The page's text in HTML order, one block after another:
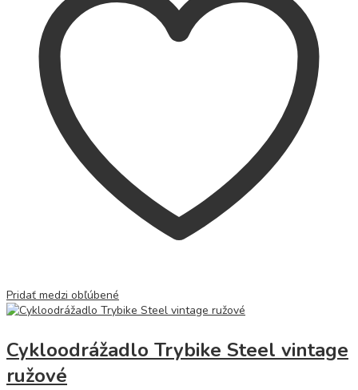
Pridať medzi obľúbené
Cykloodrážadlo Trybike Steel vintage
ružové